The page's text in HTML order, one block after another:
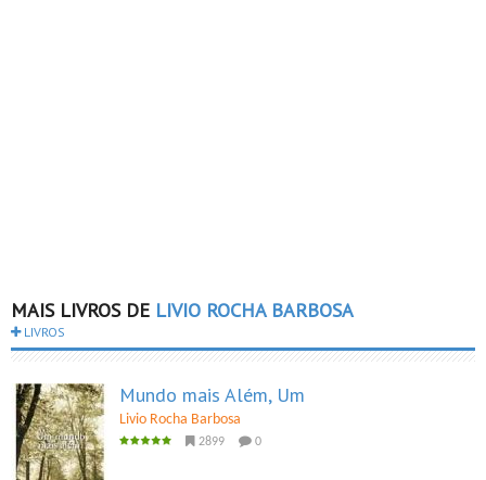
MAIS LIVROS DE LIVIO ROCHA BARBOSA
LIVROS
Mundo mais Além, Um
Livio Rocha Barbosa
2899 0